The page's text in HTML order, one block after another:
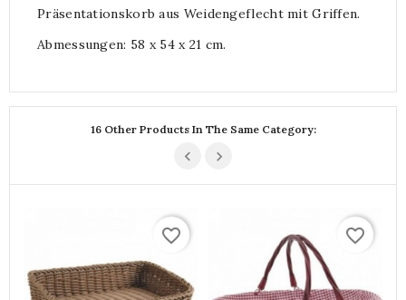
Präsentationskorb aus Weidengeflecht mit Griffen.
Abmessungen: 58 x 54 x 21 cm.
16 Other Products In The Same Category:
favorite_border favorite_border